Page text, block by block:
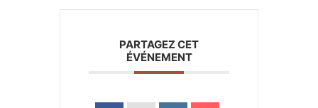
PARTAGEZ CET
ÉVÉNEMENT